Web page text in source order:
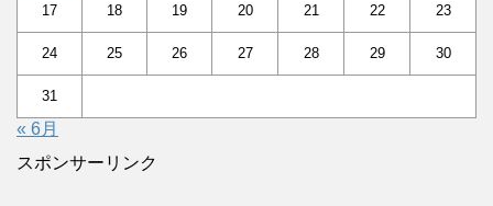
17 18 19 20 21 22 23
24 25 26 27 28 29 30
31
« 6月
スポンサーリンク